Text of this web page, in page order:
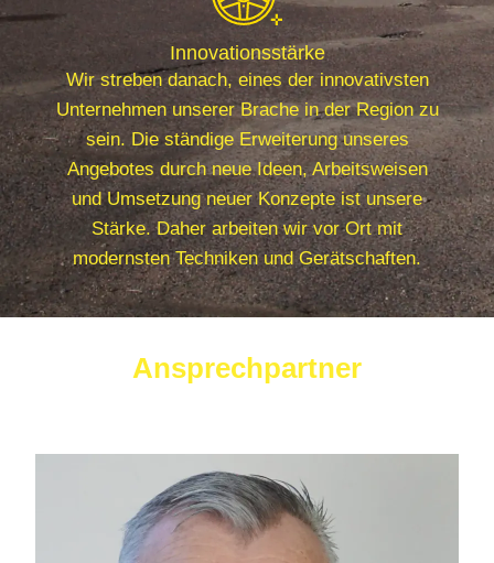
Innovationsstärke
Wir streben danach, eines der innovativsten
Unternehmen unserer Brache in der Region zu
sein. Die ständige Erweiterung unseres
Angebotes durch neue Ideen, Arbeitsweisen
und Umsetzung neuer Konzepte ist unsere
Stärke. Daher arbeiten wir vor Ort mit
modernsten Techniken und Gerätschaften.
Ansprechpartner